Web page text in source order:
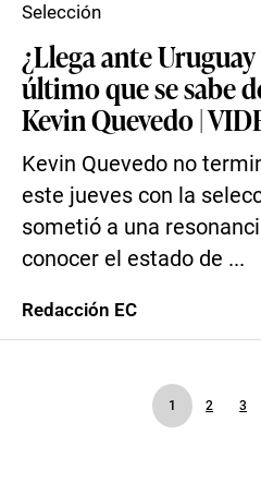
¿Llega ante
último que se sabe
Kevin Quevedo |
Kevin Quevedo no
este jueves con la
sometió a una
conocer el estado de ...
Selección
Redacción EC
1 2 3